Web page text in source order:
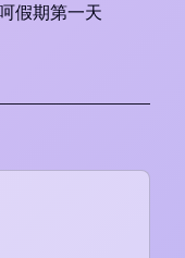
假期第一天